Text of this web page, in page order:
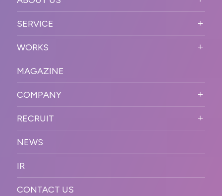
PURPOSE
VISION
OUR DNA
SERVICE
STRONG POINT
BUSINESS DOMAIN
SOLUTION
WORKFLOW
WORKS
オンラインイベント
SNSプロモーション
プラットフォーム販
促
デジタル制作・映像
制作
PR
カンファレンス・展示会・アワ
ESPORTS・ゲームプロモーシ
MAGAZINE
COMPANY
COMPANY INFORMATION
MESSAGE
OFFICER
ACCESS
ORGANIZATION CHART
RECRUIT
新卒採用
キャリア採用
NEWS
IR
CONTACT US